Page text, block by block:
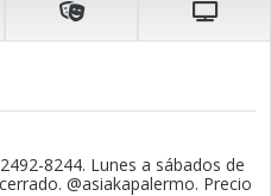
8244. Lunes a sábados de
@asiakapalermo. Precio